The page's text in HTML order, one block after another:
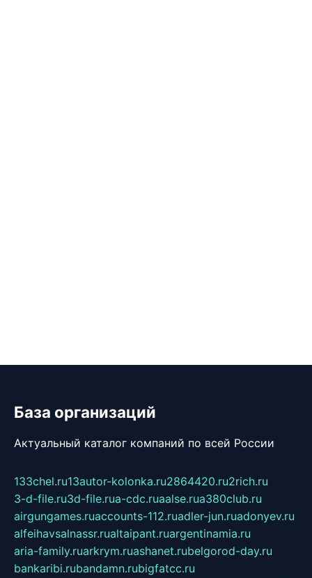
База организаций
Актуальный каталог компаний по всей России
133chel.ru13autor-kolonka.ru2864420.ru2rich.ru
3-d-file.ru3d-file.rua-cdc.ruaalse.rua380club.ru
airgungames.ruaccounts-112.ruadler-jun.ruadonyev.ru
alfeihavsalnassr.rualtaipant.ruargentinamia.ru
aria-family.ruarkrym.ruashanet.rubelgorod-day.ru
bankaribi.rubandamn.rubigfatcc.ru